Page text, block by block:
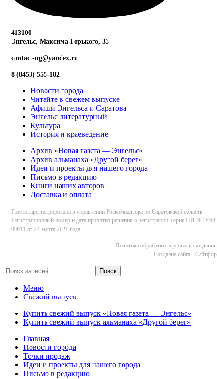
413100
Энгельс, Максима Горького, 33
contact-ng@yandex.ru
8 (8453) 555-182
Новости города
Читайте в свежем выпуске
Афиши Энгельса и Саратова
Энгельс литературный
Культура
История и краеведение
Архив «Новая газета — Энгельс»
Архив альманаха «Другой берег»
Идеи и проекты для нашего города
Письмо в редакцию
Книги наших авторов
Доставка и оплата
Газета зарегистрирована в управлении Роскомнадзора по Саратовской области
Регистрационный номер и дата принятия решения о регистрации: серия ПИ №ТУ64-
00611 от 24 марта 2021 года
Политика обработки персональных
Cоздание сайта -
Поиск
Меню
Свежий выпуск
Купить свежий выпуск «Новая газета — Энгельс»
Купить свежий выпуск альманаха «Другой берег»
Главная
Новости города
Точки продаж
Идеи и проекты для нашего города
Письмо в редакцию